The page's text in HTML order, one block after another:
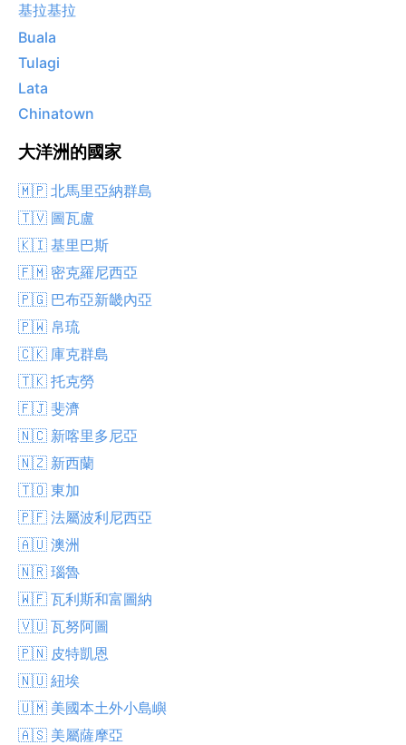
基拉基拉
Buala
Tulagi
Lata
Chinatown
大洋洲的國家
🇲🇵 北馬里亞納群島
🇹🇻 圖瓦盧
🇰🇮 基里巴斯
🇫🇲 密克羅尼西亞
🇵🇬 巴布亞新畿內亞
🇵🇼 帛琉
🇨🇰 庫克群島
🇹🇰 托克勞
🇫🇯 斐濟
🇳🇨 新喀里多尼亞
🇳🇿 新西蘭
🇹🇴 東加
🇵🇫 法屬波利尼西亞
🇦🇺 澳洲
🇳🇷 瑙魯
🇼🇫 瓦利斯和富圖納
🇻🇺 瓦努阿圖
🇵🇳 皮特凱恩
🇳🇺 紐埃
🇺🇲 美國本土外小島嶼
🇦🇸 美屬薩摩亞